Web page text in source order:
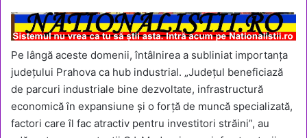
Pe lângă aceste domenii, întâlnirea a subliniat importanța
județului Prahova ca hub industrial. „Județul beneficiază
de parcuri industriale bine dezvoltate, infrastructură
economică în expansiune și o forță de muncă specializată,
factori care îl fac atractiv pentru investitori străini”, au